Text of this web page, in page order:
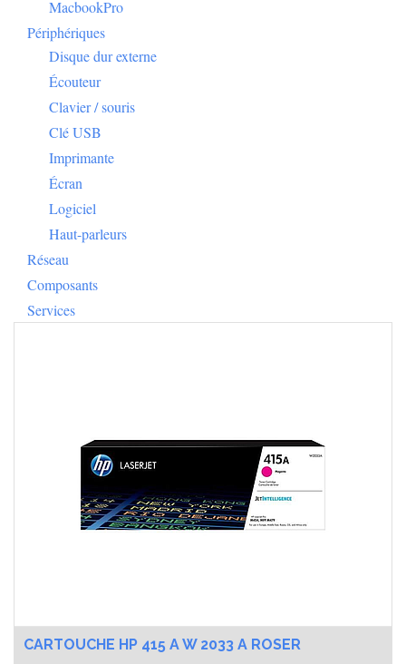
Disque dur externe
Écouteur
Écran
Haut-parleurs
Services
CARTOUCHE HP 415 A W 2033 A ROSER
35 000 CFA